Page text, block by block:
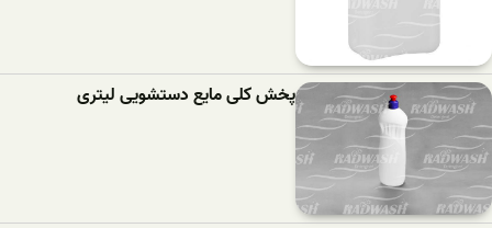
پخش کلی مایع دستشویی لیتری